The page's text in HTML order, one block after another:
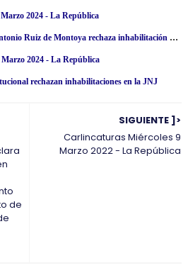
2024 - La República
UARM: La Universidad Antonio Ruiz de Montoya rechaza inhabilitación por 10 años para el ejercicio de cargo público a miembros de la JNJ
2024 - La República
rechazan inhabilitaciones en la JNJ
SIGUIENTE ]>
Carlincaturas Miércoles 9
Marzo 2022 - La República
de